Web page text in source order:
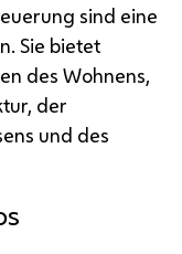
sind eine
Sie bietet
des Wohnens,
der
und des